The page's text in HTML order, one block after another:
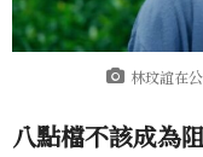
林玟誼在
八點檔不該成為